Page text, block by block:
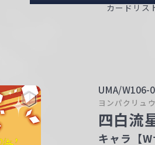
カードリス
UMA/W106-
ヨンパクリュ
四白流
キャラ【W